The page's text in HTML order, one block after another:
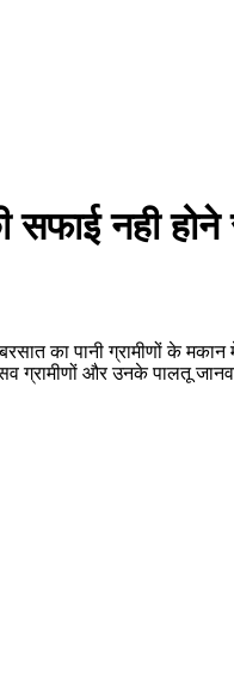
सफाई नही
का पानी ग्रामीणों के
ग्रामीणों और उनके पालतू